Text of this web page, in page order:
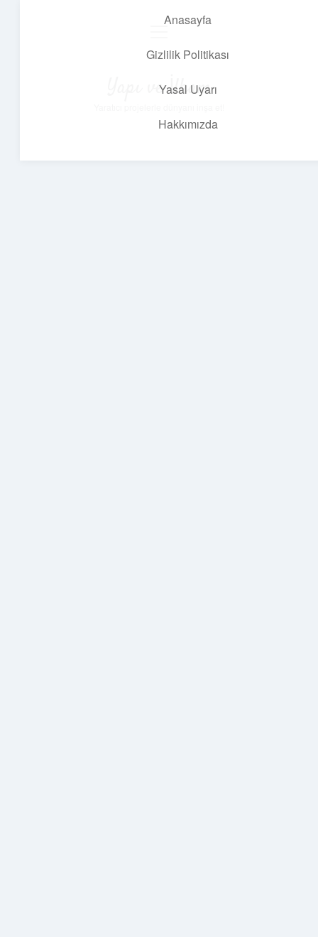
Anasayfa
Gizlilik Politikası
Yasal Uyarı
Hakkımızda
Yapı ve İlham